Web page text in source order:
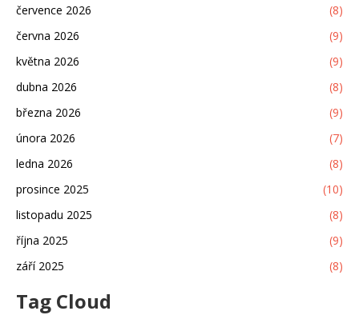
července 2026
(8)
června 2026
(9)
května 2026
(9)
dubna 2026
(8)
března 2026
(9)
února 2026
(7)
ledna 2026
(8)
prosince 2025
(10)
listopadu 2025
(8)
října 2025
(9)
září 2025
(8)
Tag Cloud